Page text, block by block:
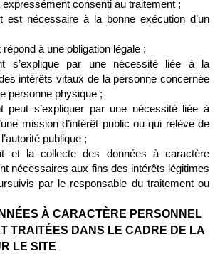
expressément consenti au traitement ;
est nécessaire à la bonne exécution d’un
à une obligation légale ;
s’explique par une nécessité liée à la
intérêts vitaux de la personne concernée
personne physique ;
peut s’expliquer par une nécessité liée à
mission d’intérêt public ou qui relève de
publique ;
et la collecte des données à caractère
nécessaires aux fins des intérêts légitimes
par le responsable du traitement ou
À CARACTÈRE PERSONNEL
TRAITÉES DANS LE CADRE DE LA
LE SITE